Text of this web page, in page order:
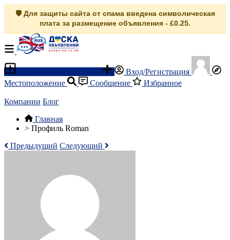
🛡️ Для защиты сайта от спама введена символическая
плата за размещение объявления - £0.25.
Вход/Регистрация
Местоположение
Сообщение Избранное
Компании Блог
Главная
> Профиль Roman
Предыдущий Следующий